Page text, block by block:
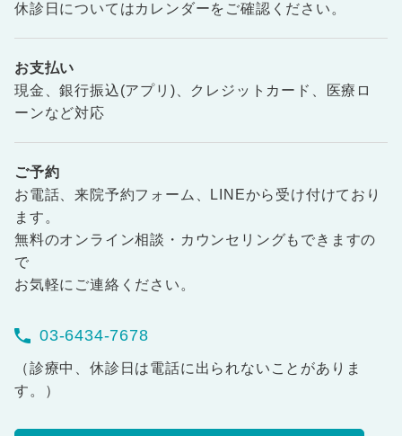
休診日についてはカレンダーをご確認ください。
お支払い
現金、銀行振込(アプリ)、クレジットカード、医療ロ
ーンなど対応
ご予約
お電話、来院予約フォーム、LINEから受け付けており
ます。
無料のオンライン相談・カウンセリングもできますの
で
お気軽にご連絡ください。
03-6434-7678
（診療中、休診日は電話に出られないことがありま
す。）